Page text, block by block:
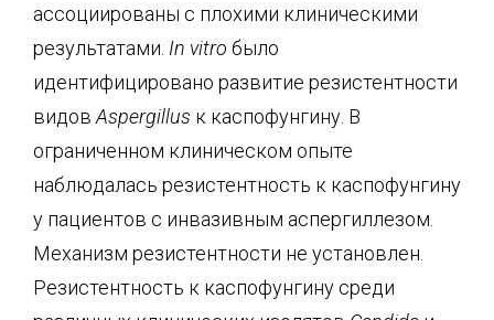
ассоциированы с плохими клиническими
результатами. In vitro было
идентифицировано развитие резистентности
видов Aspergillus к каспофунгину. В
ограниченном клиническом опыте
наблюдалась резистентность к каспофунгину
у пациентов с инвазивным аспергиллезом.
Механизм резистентности не установлен.
Резистентность к каспофунгину среди